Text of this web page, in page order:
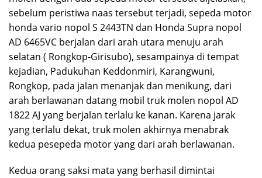
sebelum peristiwa naas tersebut terjadi, sepeda motor
honda vario nopol S 2443TN dan Honda Supra nopol
AD 6465VC berjalan dari arah utara menuju arah
selatan ( Rongkop-Girisubo), sesampainya di tempat
kejadian, Padukuhan Keddonmiri, Karangwuni,
Rongkop, pada jalan menanjak dan menikung, dari
arah berlawanan datang mobil truk molen nopol AD
1822 AJ yang berjalan terlalu ke kanan. Karena jarak
yang terlalu dekat, truk molen akhirnya menabrak
kedua pesepeda motor yang dari arah berlawanan.
Kedua orang saksi mata yang berhasil dimintai